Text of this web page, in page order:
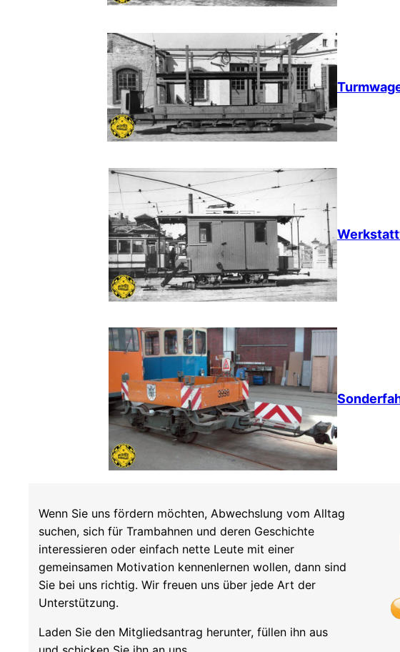
Wenn Sie uns fördern möchten, Abwechslung vom Alltag
suchen, sich für Trambahnen und deren Geschichte
interessieren oder einfach nette Leute mit einer
gemeinsamen Motivation kennenlernen wollen, dann sind
Sie bei uns richtig. Wir freuen uns über jede Art der
Unterstützung.
Laden Sie den Mitgliedsantrag herunter, füllen ihn aus